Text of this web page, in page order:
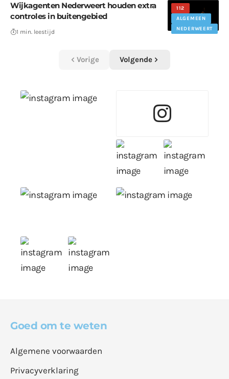
112
ALGEMEEN
NEDERWEERT
Wijkagenten Nederweert houden extra
controles in buitengebied
1 min. leestijd
Vorige Volgende
Goed om te weten
Algemene voorwaarden
Privacyverklaring